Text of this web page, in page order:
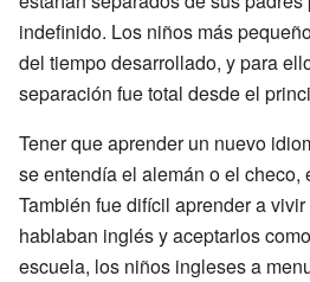
indefinido. Los niños más
del tiempo desarrollado, y para
separación fue total desde el
Tener que aprender un nuevo
se entendía el alemán o el checo,
También fue difícil aprender a
hablaban inglés y aceptarlos
escuela, los niños ingleses a